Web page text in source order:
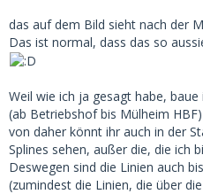
das auf dem Bild sieht nach der
Das ist normal, dass das so
Weil wie ich ja gesagt habe,
(ab Betriebshof bis Mülheim
von daher könnt ihr auch in der
Splines sehen, außer die, die ich
Deswegen sind die Linien auch
(zumindest die Linien, die über